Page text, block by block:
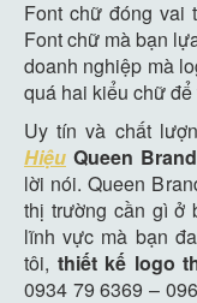
Font chữ đóng vai
Font chữ mà bạn
doanh nghiệp mà
quá hai kiểu chữ
Uy tín và chất
Hiệu Queen Brand
lời nói. Queen
thị trường cần gì ở
lĩnh vực mà bạn
tôi, thiết kế logo
0934 79 6369 –